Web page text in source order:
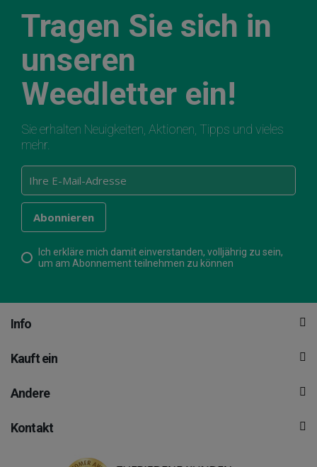
Tragen Sie sich in
unseren
Weedletter ein!
Sie erhalten Neuigkeiten, Aktionen, Tipps und vieles
mehr.
Ich erkläre mich damit einverstanden, volljährig zu sein,
um am Abonnement teilnehmen zu können
Info
Kauft ein
Andere
Kontakt